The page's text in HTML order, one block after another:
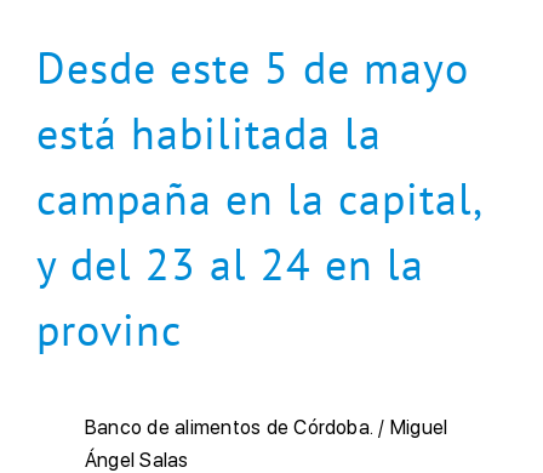
Desde este 5 de mayo
está habilitada la
campaña en la capital,
y del 23 al 24 en la
provinc
Banco de alimentos de Córdoba. / Miguel
Ángel Salas